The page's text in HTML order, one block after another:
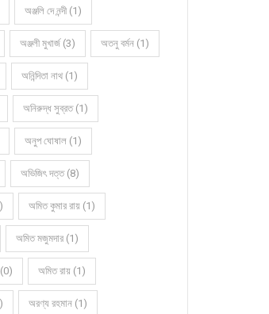
(গুচ্ছ)
অঞ্জলি দে নন্দী (1)
অঞ্জলী মুখার্জ (3) অতনু বর্মন (1)
অনিন্দিতা নাথ (1)
অনিরুদ্ধ সুব্রত (1)
অনুপ ঘোষাল (1)
অভিজিৎ দত্ত (8)
অমিত কুমার রায় (1)
অমিত মজুমদার (1)
অমিত রায় (1)
অরণ্য রহমান (1)